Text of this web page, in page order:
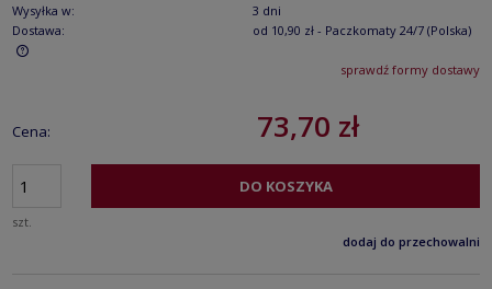
Wysyłka w:
3 dni
Dostawa:
od 10,90 zł - Paczkomaty 24/7 (Polska)
Cena nie zawiera ewentualnych kosztów płatnościsprawdź formy dostawy
Cena: 73,70 zł
szt.
DO KOSZYKA
dodaj do przechowalni